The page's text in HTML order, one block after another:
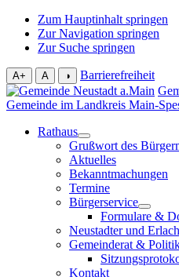
Zum Hauptinhalt springen
Zur Navigation springen
Zur Suche springen
A+ A ◑
Barrierefreiheit
Gemeinde im Landkreis Main-
Rathaus
Grußwort des
Aktuelles
Bekanntmachungen
Termine
Bürgerservice
Formulare &
Neustadter und
Gemeinderat &
Kontakt